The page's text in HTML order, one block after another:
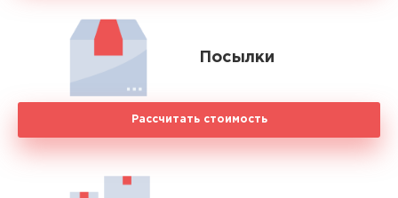
Посылки
Рассчитать стоимость